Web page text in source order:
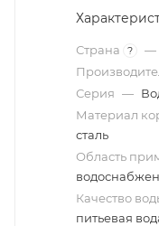
Страна ? —
Серия —
Материал
сталь
Область
Качество
питьевая